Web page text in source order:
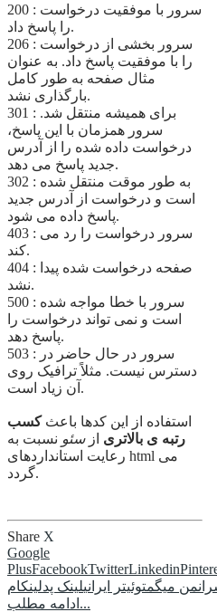
200 : سرور با موفقیت درخواست
را پاسخ داد.
206 : سرور بخشی از درخواست
را با موفقیت پاسخ داد. به عنوان
مثال صفحه به طور کامل
بارگذاری نشد.
301 : برای همیشه منتقل شد.
سرور همزمان با این پاسخ،
درخواست داده شده را از آدرس
جدید پاسخ می دهد.
302 : به طور موقت منتقل شده
است و درخواست از آدرس جدید
پاسخ داده می شود.
403 : سرور درخواست را رد می
کند.
404 : صفحه درخواست شده پیدا
نشد.
500 : سرور با خطا مواجه شده
است و نمی تواند درخواست را
پاسخ دهد.
503 : سرور در حال حاضر در
دسترس نیست. مثلاً ترافیک روی
آن زیاد است.
استفاده از این کدها باعثکسب
رتبه ی بالاتری ازسئو نسبت به
رعایت استانداردهای html می
گردد.
Share X
Google
PlusFacebookTwitterLinkedin
من میگمتوئیتر ایرانیلینک پدلینکام
ادامه مطلب...